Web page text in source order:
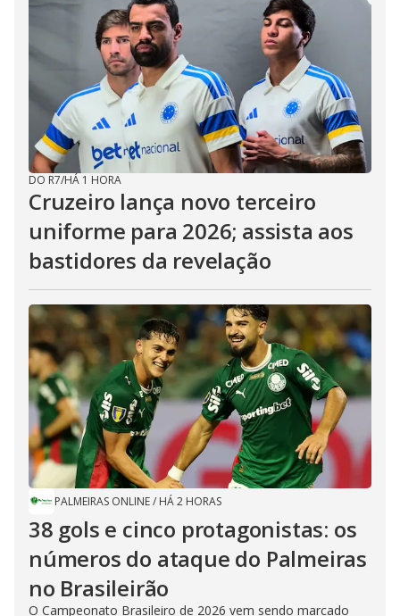
DO R7/HÁ 1 HORA
Cruzeiro lança novo terceiro
uniforme para 2026; assista aos
bastidores da revelação
PALMEIRAS ONLINE/ HÁ 2 HORAS
38 gols e cinco protagonistas: os
números do ataque do Palmeiras
no Brasileirão
O Campeonato Brasileiro de 2026 vem sendo marcado